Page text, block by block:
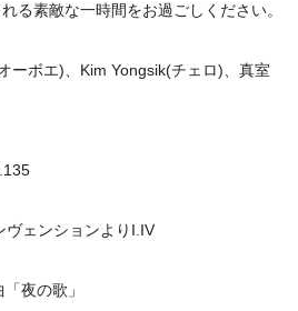
る素敵な一時間をお過ごしください。
ーボエ)、Kim Yongsik(チェロ)、真室
ヴェンションよりI.IV
夜の歌」